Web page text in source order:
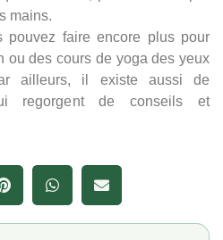
mains.
pouvez faire encore plus pour
ou des cours de yoga des yeux
ailleurs, il existe aussi de
regorgent de conseils et